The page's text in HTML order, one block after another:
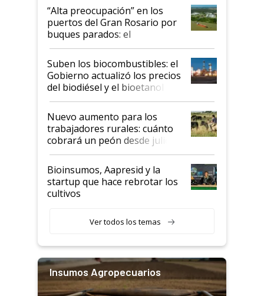
“Alta preocupación” en los
puertos del Gran Rosario por
buques parados: el
funcionamiento de las
exportadoras en tensión tras
la medida de fuerza de los
prácticos
Suben los biocombustibles: el
Gobierno actualizó los precios
del biodiésel y el bioetanol
Nuevo aumento para los
trabajadores rurales: cuánto
cobrará un peón desde julio
Bioinsumos, Aapresid y la
startup que hace rebrotar los
cultivos
Ver todos los temas
Insumos Agropecuarios